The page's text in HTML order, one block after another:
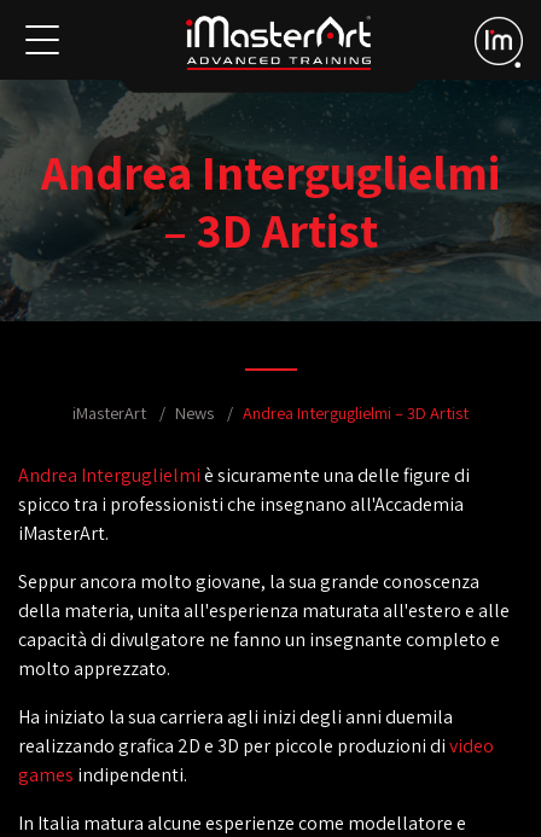
Andrea Interguglielmi
– 3D Artist
iMasterArt News Andrea Interguglielmi – 3D Artist
Andrea Interguglielmiè sicuramente una delle figure di
spicco tra i professionisti che insegnano all'Accademia
iMasterArt.
Seppur ancora molto giovane, la sua grande conoscenza
della materia, unita all'esperienza maturata all'estero e alle
capacità di divulgatore ne fanno un insegnante completo e
molto apprezzato.
Ha iniziato la sua carriera agli inizi degli anni duemila
realizzando grafica 2D e 3D per piccole produzioni divideo
games indipendenti.
In Italia matura alcune esperienze come modellatore e